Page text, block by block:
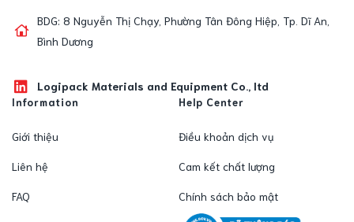
BDG: 8 Nguyễn Thị Chạy, Phường Tân Đông Hiệp, Tp. Dĩ An,
Bình Dương
Logipack Materials and Equipment Co., ltd
Information
Giới thiệu
Liên hệ
FAQ
Help Center
Điều khoản dịch vụ
Cam kết chất lượng
Chính sách bảo mật